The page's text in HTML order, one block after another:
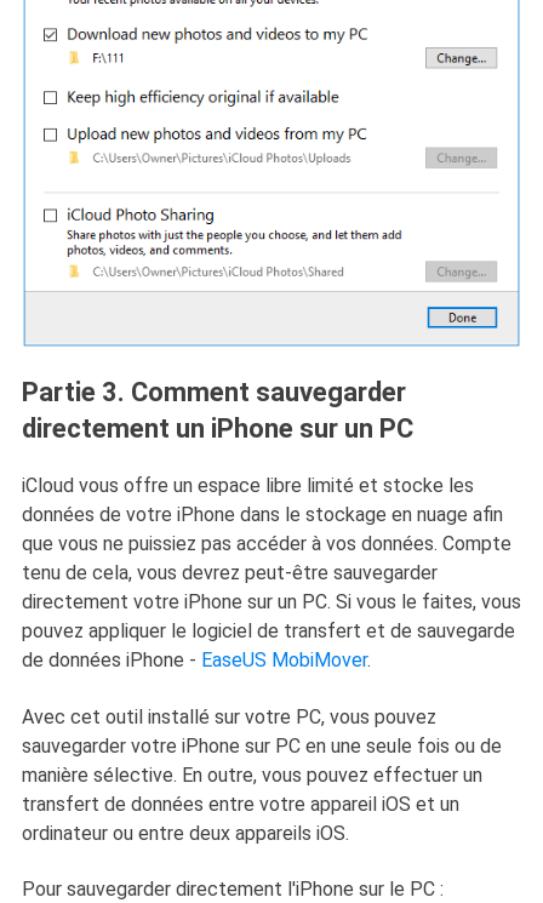
Partie 3. Comment sauvegarder
directement un iPhone sur un PC
iCloud vous offre un espace libre limité et stocke les
données de votre iPhone dans le stockage en nuage afin
que vous ne puissiez pas accéder à vos données. Compte
tenu de cela, vous devrez peut-être sauvegarder
directement votre iPhone sur un PC. Si vous le faites, vous
pouvez appliquer le logiciel de transfert et de sauvegarde
de données iPhone - EaseUS MobiMover.
Avec cet outil installé sur votre PC, vous pouvez
sauvegarder votre iPhone sur PC en une seule fois ou de
manière sélective. En outre, vous pouvez effectuer un
transfert de données entre votre appareil iOS et un
ordinateur ou entre deux appareils iOS.
Pour sauvegarder directement l'iPhone sur le PC :